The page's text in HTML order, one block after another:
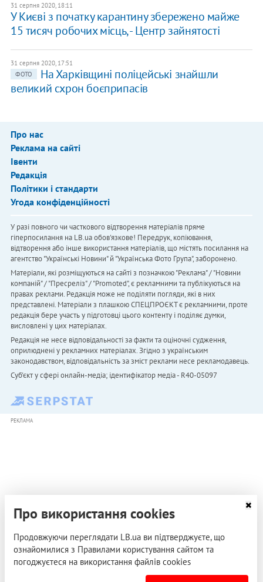
31 серпня 2020, 18:11
У Києві з початку карантину збережено майже
15 тисяч робочих місць, - Центр зайнятості
31 серпня 2020, 17:51
ФОТО
На Харківщині поліцейські знайшли
великий схрон боєприпасів
Про нас
Реклама на сайті
Івенти
Редакція
Політики і стандарти
Угода конфіденційності
У разі повного чи часткового відтворення матеріалів пряме
гіперпосилання на LB.ua обов'язкове! Передрук, копіювання,
відтворення або інше використання матеріалів, що містять посилання на
агентство "Українськi Новини" й "Українська Фото Група", заборонено.
Матеріали, які розміщуються на сайті з позначкою "Реклама" / "Новини
компаній" / "Пресреліз" / "Promoted", є рекламними та публікуються на
правах реклами. Редакція може не поділяти погляди, які в них
представлені. Матеріали з плашкою СПЕЦПРОЄКТ є рекламними, проте
редакція бере участь у підготовці цього контенту і поділяє думки,
висловлені у цих матеріалах.
Редакція не несе відповідальності за факти та оціночні судження,
оприлюднені у рекламних матеріалах. Згідно з українським
законодавством, відповідальність за зміст реклами несе рекламодавець.
Cуб'єкт у сфері онлайн-медіа; ідентифікатор медіа - R40-05097
РЕКЛАМА
Про використання cookies
Продовжуючи переглядати LB.ua ви підтверджуєте, що
ознайомилися з Правилами користування сайтом та
погоджуєтеся на використання файлів cookies